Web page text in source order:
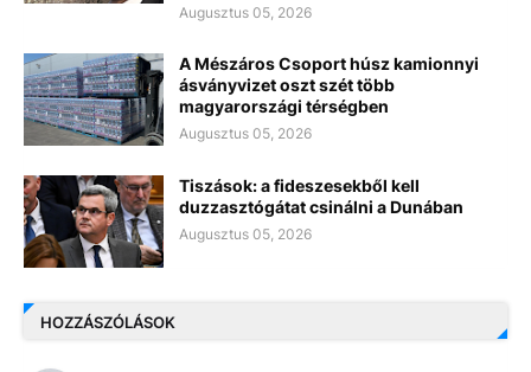
Augusztus 05, 2026
A Mészáros Csoport húsz kamionnyi
ásványvizet oszt szét több
magyarországi térségben
Augusztus 05, 2026
Tiszások: a fideszesekből kell
duzzasztógátat csinálni a Dunában
Augusztus 05, 2026
HOZZÁSZÓLÁSOK